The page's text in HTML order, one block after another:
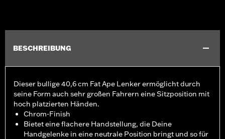
BESCHREIBUNG
Dieser bullige 40,6 cm Fat Ape Lenker ermöglicht durch
seine Form auch sehr großen Fahrern eine Sitzposition mit
hoch platzierten Händen.
Chrom-Finish
Bietet eine flachere Handstellung, die Deine
Handgelenke in eine neutrale Position bringt und so für